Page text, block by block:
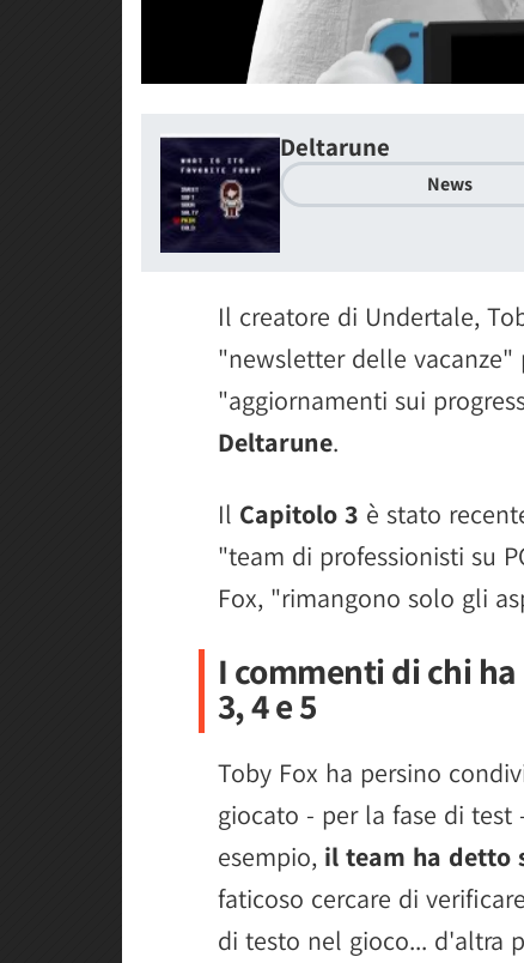
Deltarune
News
Il creatore di Undertale,
"newsletter delle
"aggiornamenti sui
Deltarune.
Il Capitolo 3 è stato
"team di professionisti su
Fox, "rimangono solo gli
I commenti di chi
3, 4 e 5
Toby Fox ha persino
giocato - per la fase di
esempio, il team ha detto
faticoso cercare di
di testo nel gioco... d'altra